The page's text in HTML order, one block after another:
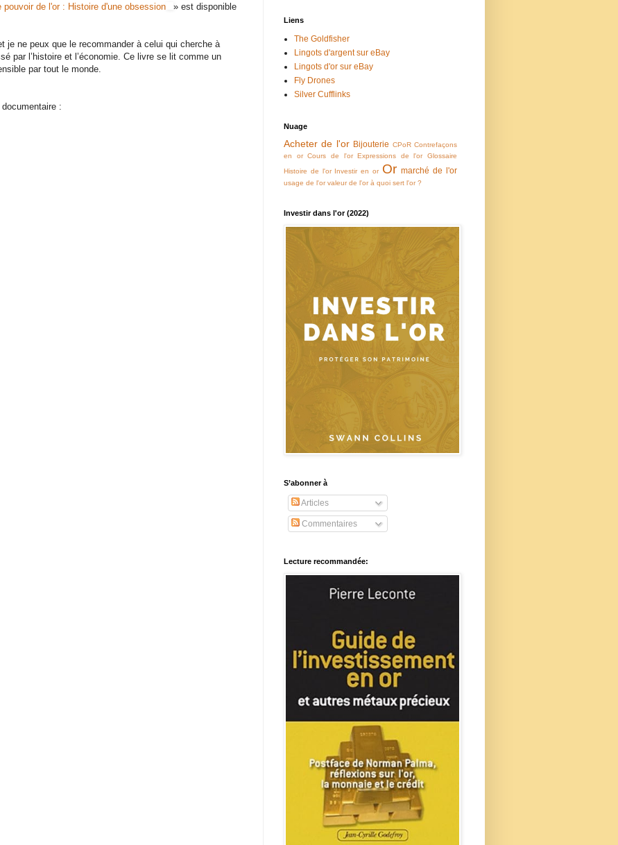
pouvoir de l'or : Histoire d'une obsession
» est disponible
je ne peux que le recommander à celui qui cherche à
par l’histoire et l’économie. Ce livre se lit comme un
par tout le monde.
:
Liens
The Goldfisher
Lingots d'argent sur eBay
Lingots d'or sur eBay
Fly Drones
Silver Cufflinks
Nuage
Acheter de l'or Bijouterie CPoR Contrefaçons
en or
Cours de l'or Expressions de l'or
Glossaire
Histoire de l'or Investir en or Or marché de l'or
usage de l'or valeur de l'or à quoi sert l'or ?
Investir dans l'or (2022)
S’abonner à
Articles
Commentaires
Lecture recommandée: